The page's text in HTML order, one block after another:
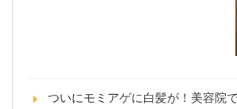
ついにモミアゲに白髪が！美容院